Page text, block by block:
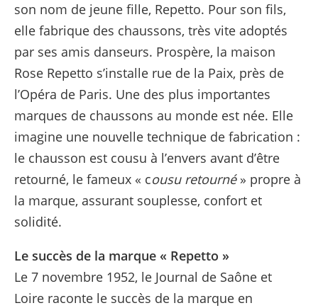
son nom de jeune fille, Repetto. Pour son fils,
elle fabrique des chaussons, très vite adoptés
par ses amis danseurs. Prospère, la maison
Rose Repetto s’installe rue de la Paix, près de
l’Opéra de Paris. Une des plus importantes
marques de chaussons au monde est née. Elle
imagine une nouvelle technique de fabrication :
le chausson est cousu à l’envers avant d’être
retourné, le fameux « cousu retourné» propre à
la marque, assurant souplesse, confort et
solidité.
Le succès de la marque « Repetto »
Le 7 novembre 1952, le Journal de Saône et
Loire raconte le succès de la marque en